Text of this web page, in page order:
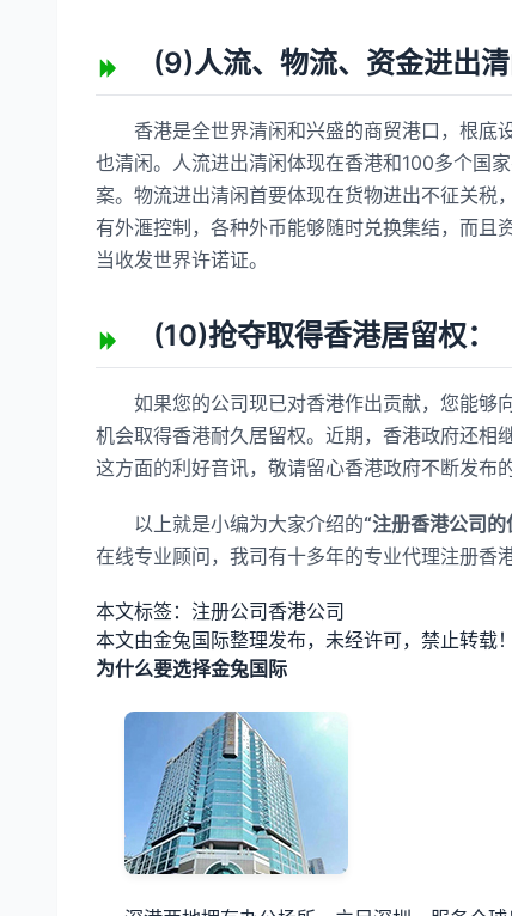
(9)人流、物流、资金进出清
香港是全世界清闲和兴盛的商贸港口，根底
也清闲。人流进出清闲体现在香港和100多个国
案。物流进出清闲首要体现在货物进出不征关税
有外滙控制，各种外币能够随时兑换集结，而
当收发世界许诺证。
(10)抢夺取得香港居留权：
如果您的公司现已对香港作出贡献，您能够
机会取得香港耐久居留权。近期，香港政府还相
这方面的利好音讯，敬请留心香港政府不断发布的
以上就是小编为大家介绍的“注册香港公司
在线专业顾问，我司有十多年的专业代理注册香
本文标签：注册公司香港公司
本文由金兔国际整理发布，未经许可，禁止转载！
为什么要选择金兔国际